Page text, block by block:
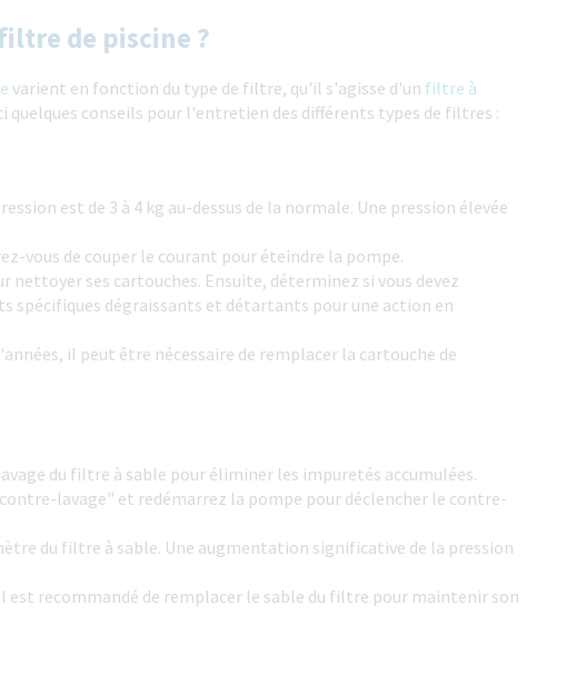
de piscine ?
varient en fonction du type de filtre, qu'il s'agisse d'un filtre à
quelques conseils pour l'entretien des différents types de filtres :
est de 3 à 4 kg au-dessus de la normale. Une pression élevée
vous de couper le courant pour éteindre la pompe.
nettoyer ses cartouches. Ensuite, déterminez si vous devez
dégraissants et détartants pour une action en
il peut être nécessaire de remplacer la cartouche de
du filtre à sable pour éliminer les impuretés accumulées.
lavage" et redémarrez la pompe pour déclencher le contre-
du filtre à sable. Une augmentation significative de la pression
est recommandé de remplacer le sable du filtre pour maintenir son